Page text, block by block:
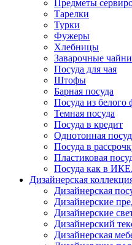
Предметы
Тарелки
Турки
Фужеры
Хлебницы
Заварочные
Посуда для чая
Штофы
Барная посуда
Посуда из белого
Темная посуда
Посуда в кредит
Однотонная
Посуда в
Пластиковая
Посуда как в
Дизайнерская
Дизайнерская
Дизайнерские
Дизайнерские
Дизайнерский
Дизайнерская